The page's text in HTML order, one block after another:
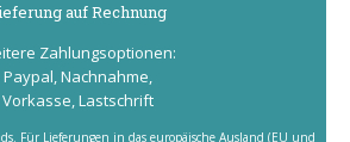
auf Rechnung
Zahlungs­optionen:
Paypal, Nachnahme,
Vorkasse, Lastschrift
Für Lieferungen in das europäische Ausland (EU und